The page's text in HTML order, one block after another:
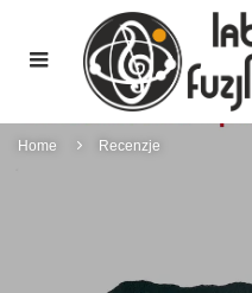
Home Recenzje